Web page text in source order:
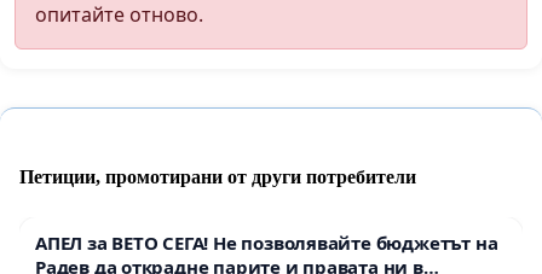
опитайте отново.
Петиции, промотирани от други потребители
АПЕЛ за ВЕТО СЕГА! Не позволявайте бюджетът на
Радев да открадне парите и правата ни в